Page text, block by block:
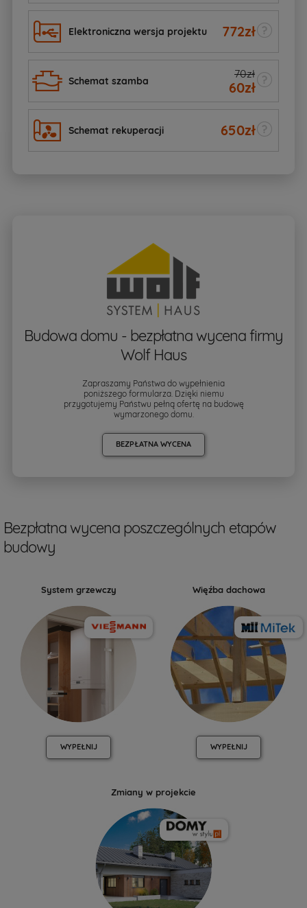
Elektroniczna wersja projektu 772zł
Schemat szamba
70zł
60zł
Schemat rekuperacji 650zł
Budowa domu - bezpłatna wycena firmy
Wolf Haus
Zapraszamy Państwa do wypełnienia
poniższego formularza. Dzięki niemu
przygotujemy Państwu pełną ofertę na budowę
wymarzonego domu.
BEZPŁATNA WYCENA
Bezpłatna wycena poszczególnych etapów
budowy
System grzewczy
WYPEŁNIJ
Więźba dachowa
WYPEŁNIJ
Zmiany w projekcie